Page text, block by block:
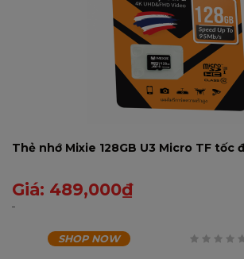
Thẻ nhớ Mixie 128GB U3 Micro TF tốc
Giá: 489,000₫
SHOP NOW